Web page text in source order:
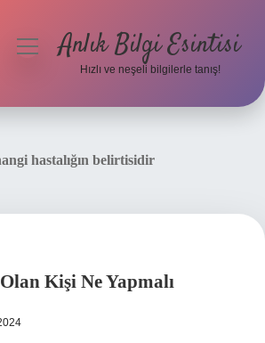
menüyüAnlık Bilgi Esintisi
Hızlı ve neşeli bilgilerle tanış!
hastalığın belirtisidir
Kişi Ne Yapmalı